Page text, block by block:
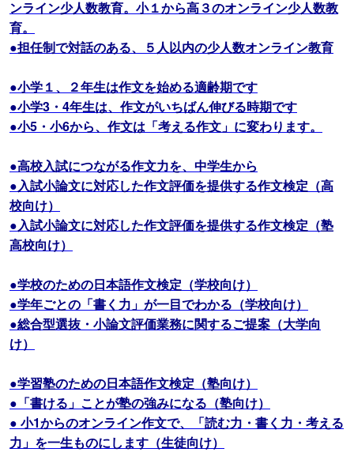
ンライン少人数教育。小１から高３のオンライン少人数教
育。
●担任制で対話のある、５人以内の少人数オンライン教育
●小学１、２年生は作文を始める適齢期です
●小学3・4年生は、作文がいちばん伸びる時期です
●小5・小6から、作文は「考える作文」に変わります。
●高校入試につながる作文力を、中学生から
●入試小論文に対応した作文評価を提供する作文検定（高
校向け）
●入試小論文に対応した作文評価を提供する作文検定（塾
高校向け）
●学校のための日本語作文検定（学校向け）
●学年ごとの「書く力」が一目でわかる（学校向け）
●総合型選抜・小論文評価業務に関するご提案（大学向
け）
●学習塾のための日本語作文検定（塾向け）
●「書ける」ことが塾の強みになる（塾向け）
● 小1からのオンライン作文で、「読む力・書く力・考える
力」を一生ものにします（生徒向け）